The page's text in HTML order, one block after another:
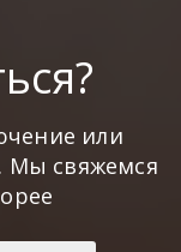
или
Мы свяжемся